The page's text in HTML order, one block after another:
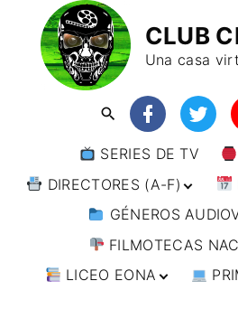
CLUB
Una casa
SERIES DE TV
DIRECTORES (A-F)
DIRECTORES (F-L)
DIRECTORES (L-
W)
GÉNEROS
ANIMACIÓN
ARTES MARCIALES
FILMOTECAS
AFRICA
LICEO EONA